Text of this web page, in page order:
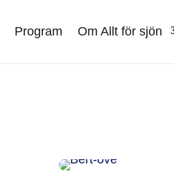
Program Om Allt för sjön